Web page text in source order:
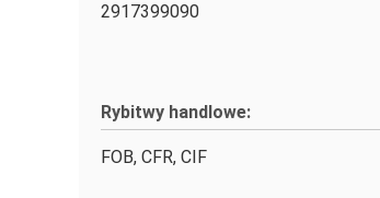
2917399090
Rybitwy handlowe:
FOB, CFR, CIF